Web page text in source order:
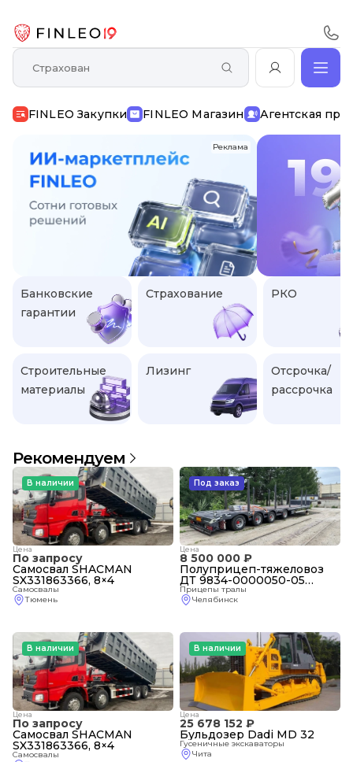
FINLEO Закупки FINLEO Магазин Агентская
Реклама
Банковские
гарантии
Строительные
материалы
Страхование
Лизинг
РКО
Отсрочка/
рассрочка
Рекомендуем
В наличии
Цена
По запросу
Самосвал SHACMAN
SX331863366, 8×4
Самосвалы
Тюмень
Под заказ
Цена
8 500 000 ₽
Полуприцеп-тяжеловоз
ДТ 9834-0000050-05
(спецификация 50-РП)
Прицепы тралы
Челябинск
В наличии
Цена
По запросу
Самосвал SHACMAN
SX331863366, 8×4
Самосвалы
В наличии
Цена
25 678 152 ₽
Бульдозер Dadi MD 32
Гусеничные экскаваторы
Чита